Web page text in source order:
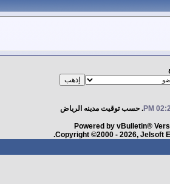
02:28 . حسب توقيت مدينه الرياض
Powered by vBulletin®
Copyright ©2000 - 2026, Jelsoft